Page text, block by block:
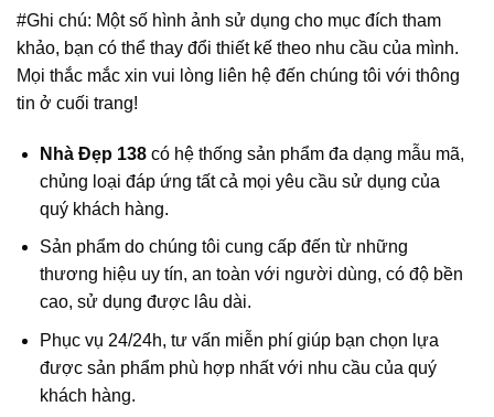
#Ghi chú: Một số hình ảnh sử dụng cho mục đích tham
khảo, bạn có thể thay đổi thiết kế theo nhu cầu của mình.
Mọi thắc mắc xin vui lòng liên hệ đến chúng tôi với thông
tin ở cuối trang!
Nhà Đẹp 138có hệ thống sản phẩm đa dạng mẫu mã,
chủng loại đáp ứng tất cả mọi yêu cầu sử dụng của
quý khách hàng.
Sản phẩm do chúng tôi cung cấp đến từ những
thương hiệu uy tín, an toàn với người dùng, có độ bền
cao, sử dụng được lâu dài.
Phục vụ 24/24h, tư vấn miễn phí giúp bạn chọn lựa
được sản phẩm phù hợp nhất với nhu cầu của quý
khách hàng.